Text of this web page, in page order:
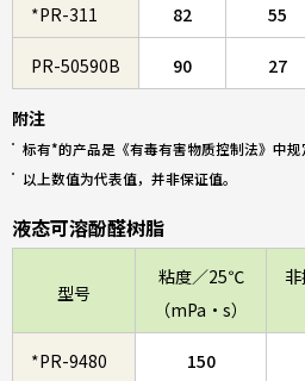
*PR-311 82 55
PR-50590B 90 27
附注
标有*的产品是《有毒有害物质控制法》中
以上数值为代表值，并非保证值。
液态可溶酚醛树脂
型号
粘度／25℃
（mPa・s）
*PR-9480 150